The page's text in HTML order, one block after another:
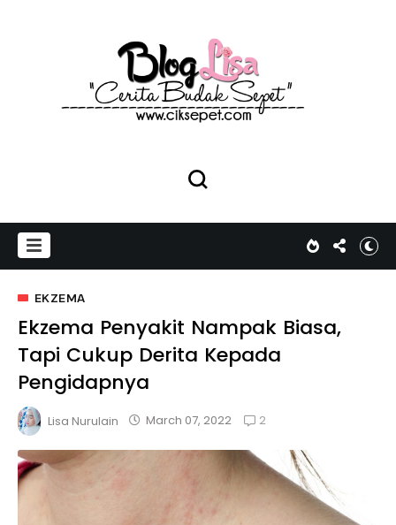
EKZEMA
Ekzema Penyakit Nampak Biasa,
Tapi Cukup Derita Kepada
Pengidapnya
Lisa Nurulain March 07, 2022 2